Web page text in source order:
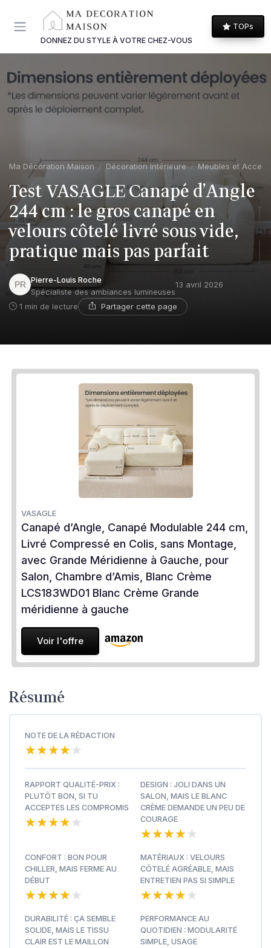
DONNEZ DU STYLE À VOTRE CHEZ-VOUS
TOPs
Ma Décoration Maison Décoration Intérieure Meubles et
Test VASAGLE Canapé d’Angle
244 cm : le gros canapé en
velours côtelé livré sous vide,
pratique mais pas parfait
Pierre-Louis Roche
Spécialiste des ambiances lumineuses
13 avril 2026
1 min de lecture Partager cette page
VASAGLE
Canapé d’Angle, Canapé Modulable 244 cm,
Livré Compressé en Colis, sans Montage,
avec Grande Méridienne à Gauche, pour
Salon, Chambre d’Amis, Blanc Crème
LCS183WD01 Blanc Crème Grande
méridienne à gauche
Voir l'offre
Résumé
NOTE DE LA RÉDACTION
★★★★★
★★★★★
RAPPORT QUALITÉ-PRIX :
PLUTÔT BON, SI TU
ACCEPTES LES COMPROMIS
★★★★★
★★★★★
DESIGN : JOLI DANS UN
SALON, MAIS LE BLANC
CRÈME DEMANDE UN PEU DE
COURAGE
★★★★★
★★★★★
CONFORT : BON POUR
CHILLER, MAIS FERME AU
DÉBUT
★★★★★
★★★★★
MATÉRIAUX : VELOURS
CÔTELÉ AGRÉABLE, MAIS
ENTRETIEN PAS SI SIMPLE
★★★★★
★★★★★
DURABILITÉ : ÇA SEMBLE
SOLIDE, MAIS LE TISSU
CLAIR EST LE MAILLON
PERFORMANCE AU
QUOTIDIEN : MODULARITÉ
SIMPLE, USAGE
Panneau de gestion des cookies